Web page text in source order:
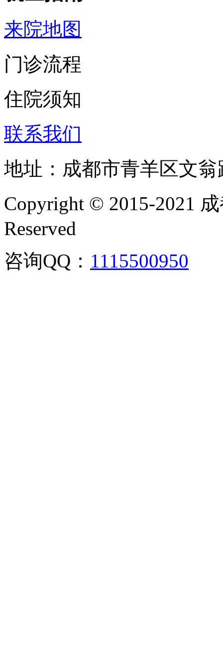
来院地图
门诊流程
住院须知
联系我们
地址：成都市青羊区文
Copyright © 2015-2021
Reserved
咨询QQ： 1115500950